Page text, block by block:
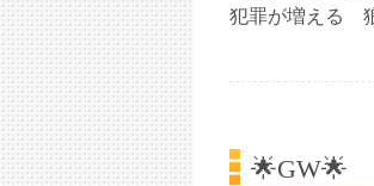
犯罪が増える
🌟GW🌟